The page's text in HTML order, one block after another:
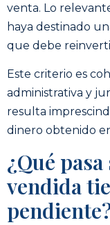
venta. Lo
haya destinado
que debe
Este criterio es
administrativa y
resulta
dinero obtenido
¿Qué
vendida